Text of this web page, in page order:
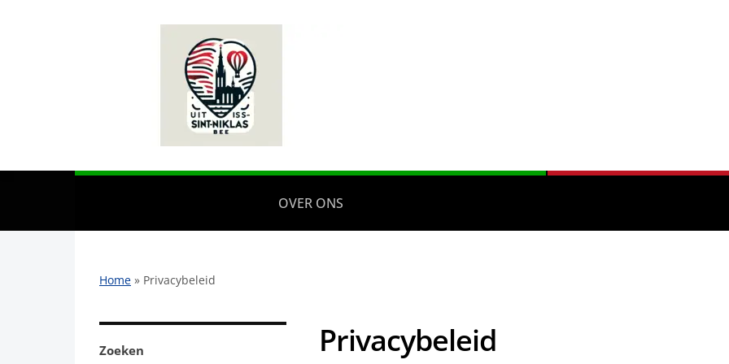
OVER ONS
Home » Privacybeleid
Zoeken Privacybeleid